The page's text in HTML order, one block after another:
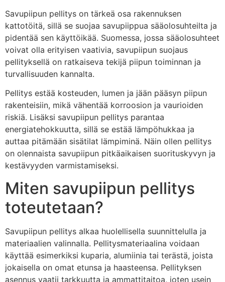
Savupiipun pellitys on tärkeä osa rakennuksen
kattotöitä, sillä se suojaa savupiippua sääolosuhteilta ja
pidentää sen käyttöikää. Suomessa, jossa sääolosuhteet
voivat olla erityisen vaativia, savupiipun suojaus
pellityksellä on ratkaiseva tekijä piipun toiminnan ja
turvallisuuden kannalta.
Pellitys estää kosteuden, lumen ja jään pääsyn piipun
rakenteisiin, mikä vähentää korroosion ja vaurioiden
riskiä. Lisäksi savupiipun pellitys parantaa
energiatehokkuutta, sillä se estää lämpöhukkaa ja
auttaa pitämään sisätilat lämpiminä. Näin ollen pellitys
on olennaista savupiipun pitkäaikaisen suorituskyvyn ja
kestävyyden varmistamiseksi.
Miten savupiipun pellitys
toteutetaan?
Savupiipun pellitys alkaa huolellisella suunnittelulla ja
materiaalien valinnalla. Pellitysmateriaalina voidaan
käyttää esimerkiksi kuparia, alumiinia tai terästä, joista
jokaisella on omat etunsa ja haasteensa. Pellityksen
asennus vaatii tarkkuutta ja ammattitaitoa, joten usein